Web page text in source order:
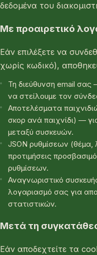
δεδομένα του
Με προαιρετικό
Εάν επιλέξετε να
χωρίς κωδικό),
Τη διεύθυνση email σας
να στείλουμε τον
Αποτελέσματα
σκορ ανά παιχνίδι) —
μεταξύ συσκευών.
JSON ρυθμίσεων (θέμα,
προτιμήσεις
ρυθμίσεων.
Αναγνωριστικό
λογαριασμό σας για
στατιστικών.
Μετά τη
Εάν αποδεχτείτε τα